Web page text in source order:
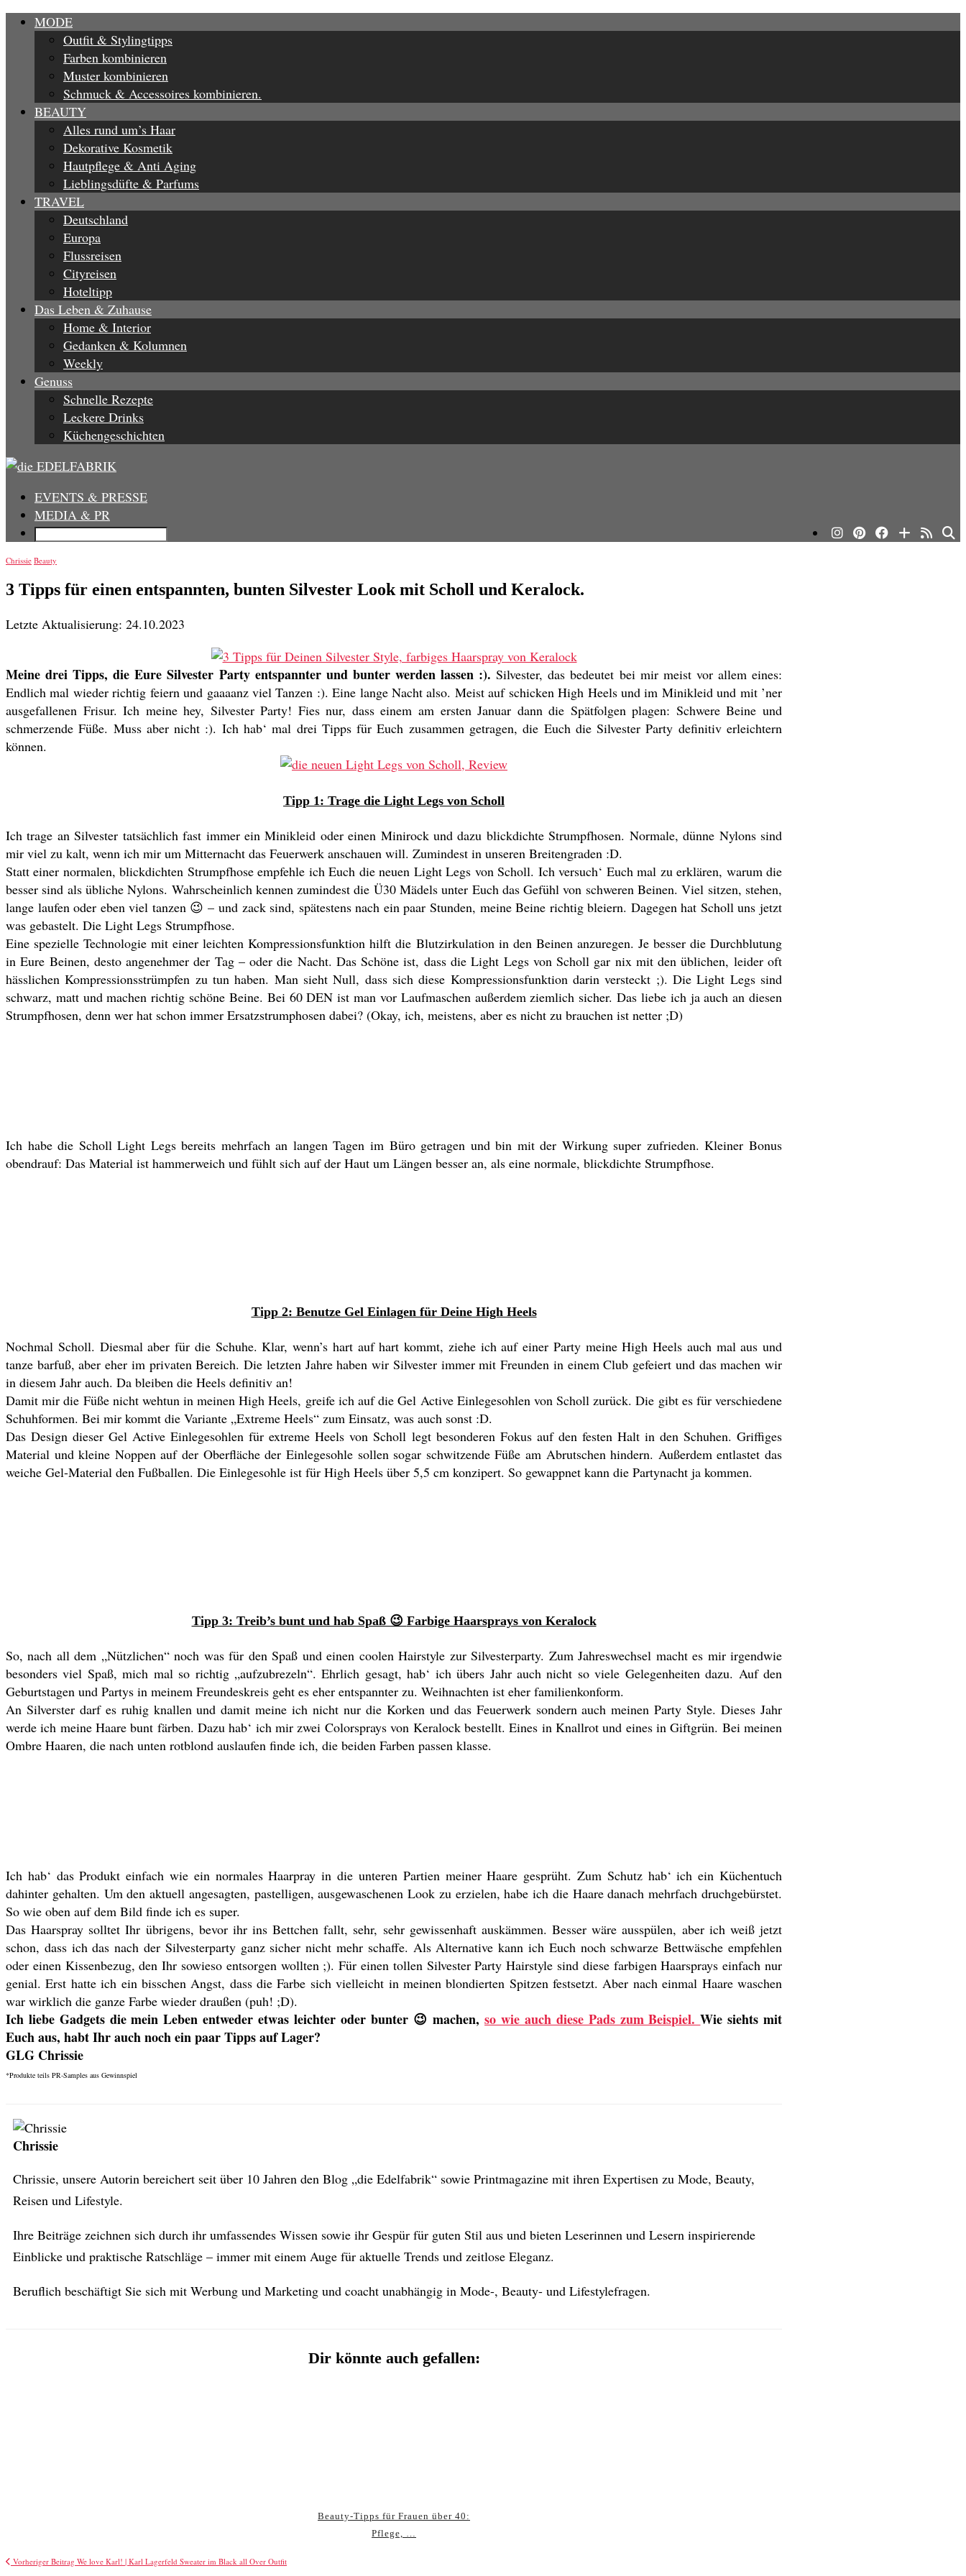
MODE
Outfit & Stylingtipps
Farben kombinieren
Muster kombinieren
Schmuck & Accessoires kombinieren.
BEAUTY
Alles rund um’s Haar
Dekorative Kosmetik
Hautpflege & Anti Aging
Lieblingsdüfte & Parfums
TRAVEL
Deutschland
Europa
Flussreisen
Cityreisen
Hoteltipp
Das Leben & Zuhause
Home & Interior
Gedanken & Kolumnen
Weekly
Genuss
Schnelle Rezepte
Leckere Drinks
Küchengeschichten
EVENTS & PRESSE
MEDIA & PR
Chrissie Beauty
3 Tipps für einen entspannten, bunten Silvester Look mit Scholl und Keralock.
Letzte Aktualisierung: 24.10.2023
Meine drei Tipps, die Eure Silvester Party entspannter und bunter werden lassen :).Silvester, das bedeutet bei mir meist vor allem eines:
Endlich mal wieder richtig feiern und gaaaanz viel Tanzen :). Eine lange Nacht also. Meist auf schicken High Heels und im Minikleid und mit ’ner
ausgefallenen Frisur. Ich meine hey, Silvester Party! Fies nur, dass einem am ersten Januar dann die Spätfolgen plagen: Schwere Beine und
schmerzende Füße. Muss aber nicht :). Ich hab‘ mal drei Tipps für Euch zusammen getragen, die Euch die Silvester Party definitiv erleichtern
können.
Tipp 1: Trage die Light Legs von Scholl
Ich trage an Silvester tatsächlich fast immer ein Minikleid oder einen Minirock und dazu blickdichte Strumpfhosen. Normale, dünne Nylons sind
mir viel zu kalt, wenn ich mir um Mitternacht das Feuerwerk anschauen will. Zumindest in unseren Breitengraden :D.
Statt einer normalen, blickdichten Strumpfhose empfehle ich Euch die neuen Light Legs von Scholl. Ich versuch‘ Euch mal zu erklären, warum die
besser sind als übliche Nylons. Wahrscheinlich kennen zumindest die Ü30 Mädels unter Euch das Gefühl von schweren Beinen. Viel sitzen, stehen,
lange laufen oder eben viel tanzen 😉 – und zack sind, spätestens nach ein paar Stunden, meine Beine richtig bleiern. Dagegen hat Scholl uns jetzt
was gebastelt. Die Light Legs Strumpfhose.
Eine spezielle Technologie mit einer leichten Kompressionsfunktion hilft die Blutzirkulation in den Beinen anzuregen. Je besser die Durchblutung
in Eure Beinen, desto angenehmer der Tag – oder die Nacht. Das Schöne ist, dass die Light Legs von Scholl gar nix mit den üblichen, leider oft
hässlichen Kompressionsstrümpfen zu tun haben. Man sieht Null, dass sich diese Kompressionsfunktion darin versteckt ;). Die Light Legs sind
schwarz, matt und machen richtig schöne Beine. Bei 60 DEN ist man vor Laufmaschen außerdem ziemlich sicher. Das liebe ich ja auch an diesen
Strumpfhosen, denn wer hat schon immer Ersatzstrumphosen dabei? (Okay, ich, meistens, aber es nicht zu brauchen ist netter ;D)
Ich habe die Scholl Light Legs bereits mehrfach an langen Tagen im Büro getragen und bin mit der Wirkung super zufrieden. Kleiner Bonus
obendrauf: Das Material ist hammerweich und fühlt sich auf der Haut um Längen besser an, als eine normale, blickdichte Strumpfhose.
Tipp 2: Benutze Gel Einlagen für Deine High Heels
Nochmal Scholl. Diesmal aber für die Schuhe. Klar, wenn’s hart auf hart kommt, ziehe ich auf einer Party meine High Heels auch mal aus und
tanze barfuß, aber eher im privaten Bereich. Die letzten Jahre haben wir Silvester immer mit Freunden in einem Club gefeiert und das machen wir
in diesem Jahr auch. Da bleiben die Heels definitiv an!
Damit mir die Füße nicht wehtun in meinen High Heels, greife ich auf die Gel Active Einlegesohlen von Scholl zurück. Die gibt es für verschiedene
Schuhformen. Bei mir kommt die Variante „Extreme Heels“ zum Einsatz, was auch sonst :D.
Das Design dieser Gel Active Einlegesohlen für extreme Heels von Scholl legt besonderen Fokus auf den festen Halt in den Schuhen. Griffiges
Material und kleine Noppen auf der Oberfläche der Einlegesohle sollen sogar schwitzende Füße am Abrutschen hindern. Außerdem entlastet das
weiche Gel-Material den Fußballen. Die Einlegesohle ist für High Heels über 5,5 cm konzipert. So gewappnet kann die Partynacht ja kommen.
Tipp 3: Treib’s bunt und hab Spaß 😉 Farbige Haarsprays von Keralock
So, nach all dem „Nützlichen“ noch was für den Spaß und einen coolen Hairstyle zur Silvesterparty. Zum Jahreswechsel macht es mir irgendwie
besonders viel Spaß, mich mal so richtig „aufzubrezeln“. Ehrlich gesagt, hab‘ ich übers Jahr auch nicht so viele Gelegenheiten dazu. Auf den
Geburtstagen und Partys in meinem Freundeskreis geht es eher entspannter zu. Weihnachten ist eher familienkonform.
An Silverster darf es ruhig knallen und damit meine ich nicht nur die Korken und das Feuerwerk sondern auch meinen Party Style. Dieses Jahr
werde ich meine Haare bunt färben. Dazu hab‘ ich mir zwei Colorsprays von Keralock bestellt. Eines in Knallrot und eines in Giftgrün. Bei meinen
Ombre Haaren, die nach unten rotblond auslaufen finde ich, die beiden Farben passen klasse.
Ich hab‘ das Produkt einfach wie ein normales Haarpray in die unteren Partien meiner Haare gesprüht. Zum Schutz hab‘ ich ein Küchentuch
dahinter gehalten. Um den aktuell angesagten, pastelligen, ausgewaschenen Look zu erzielen, habe ich die Haare danach mehrfach druchgebürstet.
So wie oben auf dem Bild finde ich es super.
Das Haarspray solltet Ihr übrigens, bevor ihr ins Bettchen fallt, sehr, sehr gewissenhaft auskämmen. Besser wäre ausspülen, aber ich weiß jetzt
schon, dass ich das nach der Silvesterparty ganz sicher nicht mehr schaffe. Als Alternative kann ich Euch noch schwarze Bettwäsche empfehlen
oder einen Kissenbezug, den Ihr sowieso entsorgen wollten ;). Für einen tollen Silvester Party Hairstyle sind diese farbigen Haarsprays einfach nur
genial. Erst hatte ich ein bisschen Angst, dass die Farbe sich vielleicht in meinen blondierten Spitzen festsetzt. Aber nach einmal Haare waschen
war wirklich die ganze Farbe wieder draußen (puh! ;D).
Ich liebe Gadgets die mein Leben entweder etwas leichter oder bunter 😉 machen,so wie auch diese Pads zum Beispiel.Wie siehts mit
Euch aus, habt Ihr auch noch ein paar Tipps auf Lager?
GLG Chrissie
*Produkte teils PR-Samples aus Gewinnspiel
Chrissie
Chrissie, unsere Autorin bereichert seit über 10 Jahren den Blog „die Edelfabrik“ sowie Printmagazine mit ihren Expertisen zu Mode, Beauty,
Reisen und Lifestyle.
Ihre Beiträge zeichnen sich durch ihr umfassendes Wissen sowie ihr Gespür für guten Stil aus und bieten Leserinnen und Lesern inspirierende
Einblicke und praktische Ratschläge – immer mit einem Auge für aktuelle Trends und zeitlose Eleganz.
Beruflich beschäftigt Sie sich mit Werbung und Marketing und coacht unabhängig in Mode-, Beauty- und Lifestylefragen.
Dir könnte auch gefallen:
Beauty‑Tipps für Frauen über 40:
Pflege, …
Vorheriger Beitrag We love Karl! | Karl Lagerfeld Sweater im Black all Over Outfit